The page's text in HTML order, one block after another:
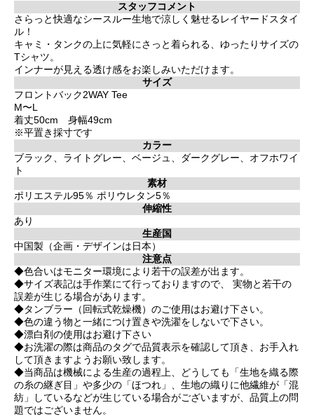
スタッフコメント
さらっと快適なシースルー生地で涼しく魅せるレイヤードスタイ
ル！
キャミ・タンクの上に気軽にさっと着られる、ゆったりサイズの
Tシャツ。
インナーが見える透け感をお楽しみいただけます。
サイズ
フロントバック2WAY Tee
M〜L
着丈50cm 身幅49cm
※平置き採寸です
カラー
ブラック、ライトグレー、ベージュ、ダークグレー、オフホワイ
ト
素材
ポリエステル95％ ポリウレタン5％
伸縮性
あり
生産国
中国製（企画・デザインは日本）
注意点
◆色合いはモニター環境により若干の誤差が出ます。
◆サイズ表記は手作業にて行っておりますので、 実物と若干の
誤差が生じる場合があります。
◆タンブラー（回転式乾燥機）のご使用はお避け下さい。
◆色の違う物と一緒につけ置きや洗濯をしないで下さい。
◆漂白剤の使用はお避け下さい
◆お洗濯の際は商品のタグで品質表示を確認して頂き、お手入れ
して頂きますようお願い致します。
◆当商品は機械による生産の過程上、どうしても「生地を織る際
の糸の継ぎ目」や多少の「ほつれ」、生地の織りに他繊維が「混
紡」しているなどが生じている場合がございますが、品質上の問
題ではございません。